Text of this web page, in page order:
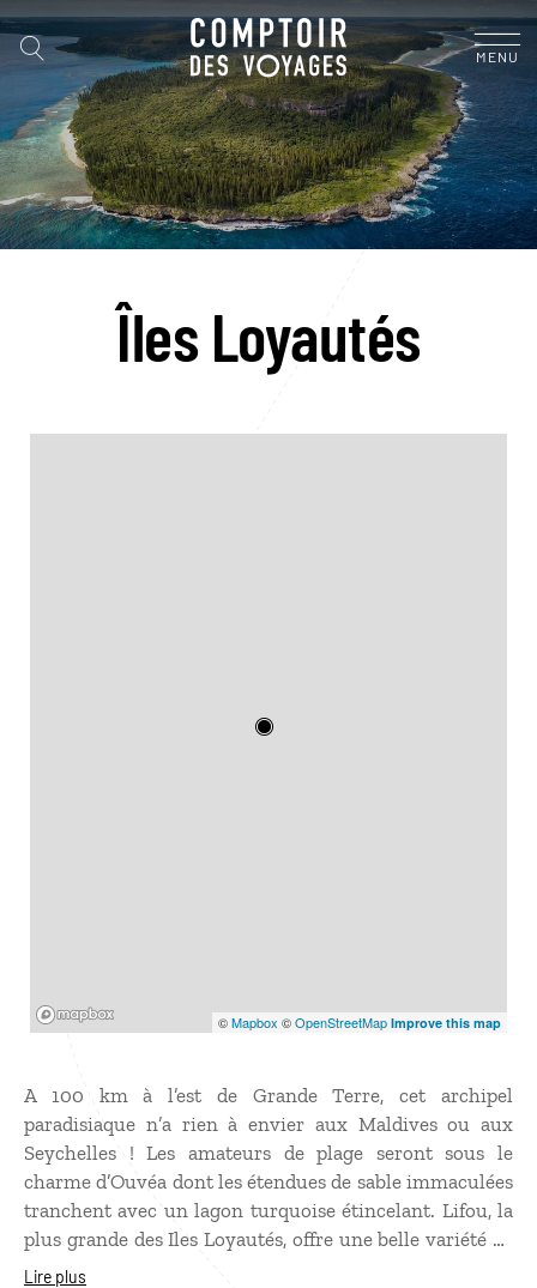
MENU
Îles Loyautés
©Mapbox ©OpenStreetMap Improve this map
A 100 km à l’est de Grande Terre, cet archipel
paradisiaque n’a rien à envier aux Maldives ou aux
Seychelles ! Les amateurs de plage seront sous le
charme d’Ouvéa dont les étendues de sable immaculées
tranchent avec un lagon turquoise étincelant. Lifou, la
plus grande des Iles Loyautés, offre une belle variété de
paysages, entre hautes falaises et baies splendides où
Lire plus